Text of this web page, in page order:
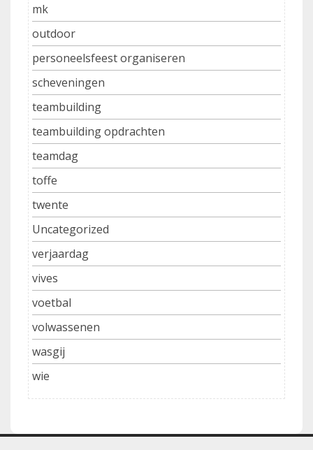
mk
outdoor
personeelsfeest organiseren
scheveningen
teambuilding
teambuilding opdrachten
teamdag
toffe
twente
Uncategorized
verjaardag
vives
voetbal
volwassenen
wasgij
wie